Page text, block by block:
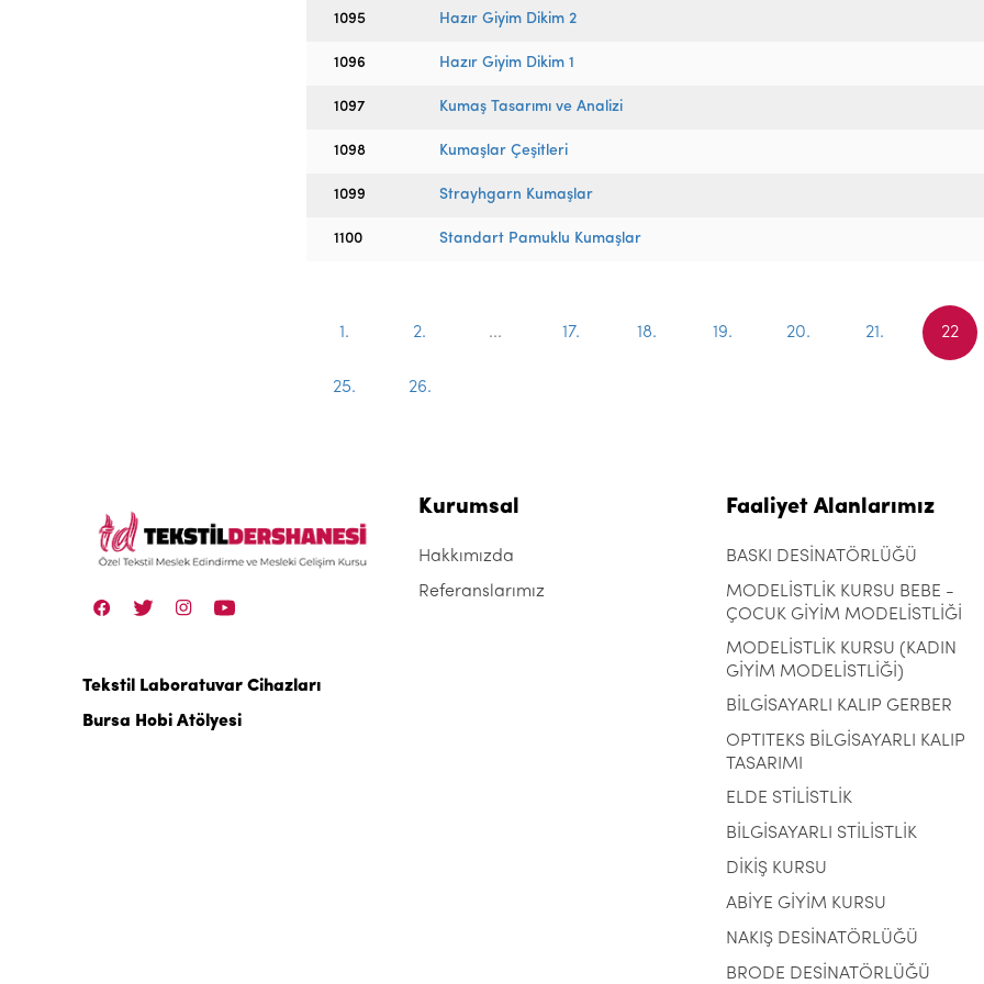
1095 Hazır Giyim Dikim 2
1096 Hazır Giyim Dikim 1
1097 Kumaş Tasarımı ve Analizi
1098 Kumaşlar Çeşitleri
1099 Strayhgarn Kumaşlar
1100 Standart Pamuklu Kumaşlar
1. 2. ... 17. 18. 19. 20. 21. 22
25. 26.
Tekstil Laboratuvar Cihazları
Bursa Hobi Atölyesi
Kurumsal
Hakkımızda
Referanslarımız
Faaliyet Alanlarımız
BASKI DESİNATÖRLÜĞÜ
MODELİSTLİK KURSU BEBE -
ÇOCUK GİYİM MODELİSTLİĞİ
MODELİSTLİK KURSU (KADIN
GİYİM MODELİSTLİĞİ)
BİLGİSAYARLI KALIP GERBER
OPTITEKS BİLGİSAYARLI KALIP
TASARIMI
ELDE STİLİSTLİK
BİLGİSAYARLI STİLİSTLİK
DİKİŞ KURSU
ABİYE GİYİM KURSU
NAKIŞ DESİNATÖRLÜĞÜ
BRODE DESİNATÖRLÜĞÜ